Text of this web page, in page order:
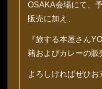
OSAKA会場にて、
販売に加え、
『旅する本屋さん
籍およびカレーの販
よろしければぜひお